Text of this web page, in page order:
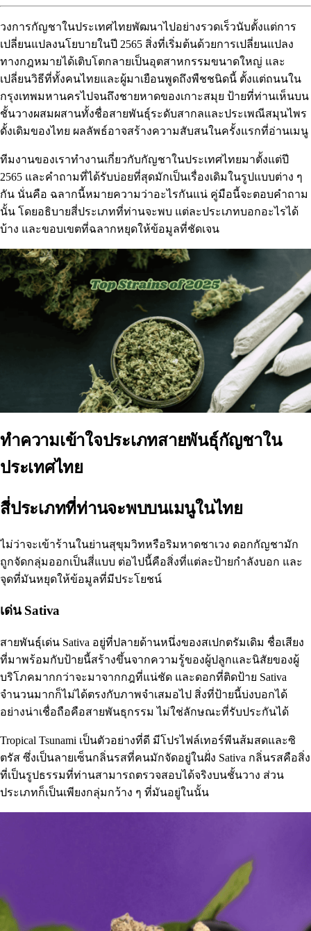
วงการกัญชาในประเทศไทยพัฒนาไปอย่างรวดเร็วนับตั้งแต่การ
เปลี่ยนแปลงนโยบายในปี 2565 สิ่งที่เริ่มต้นด้วยการเปลี่ยนแปลง
ทางกฎหมายได้เติบโตกลายเป็นอุตสาหกรรมขนาดใหญ่ และ
เปลี่ยนวิธีที่ทั้งคนไทยและผู้มาเยือนพูดถึงพืชชนิดนี้ ตั้งแต่ถนนใน
กรุงเทพมหานครไปจนถึงชายหาดของเกาะสมุย ป้ายที่ท่านเห็นบน
ชั้นวางผสมผสานทั้งชื่อสายพันธุ์ระดับสากลและประเพณีสมุนไพร
ดั้งเดิมของไทย ผลลัพธ์อาจสร้างความสับสนในครั้งแรกที่อ่านเมนู
ทีมงานของเราทำงานเกี่ยวกับกัญชาในประเทศไทยมาตั้งแต่ปี
2565 และคำถามที่ได้รับบ่อยที่สุดมักเป็นเรื่องเดิมในรูปแบบต่าง ๆ
กัน นั่นคือ ฉลากนี้หมายความว่าอะไรกันแน่ คู่มือนี้จะตอบคำถาม
นั้น โดยอธิบายสี่ประเภทที่ท่านจะพบ แต่ละประเภทบอกอะไรได้
บ้าง และขอบเขตที่ฉลากหยุดให้ข้อมูลที่ชัดเจน
ทำความเข้าใจประเภทสายพันธุ์กัญชาใน
ประเทศไทย
สี่ประเภทที่ท่านจะพบบนเมนูในไทย
ไม่ว่าจะเข้าร้านในย่านสุขุมวิทหรือริมหาดชาเวง ดอกกัญชามัก
ถูกจัดกลุ่มออกเป็นสี่แบบ ต่อไปนี้คือสิ่งที่แต่ละป้ายกำลังบอก และ
จุดที่มันหยุดให้ข้อมูลที่มีประโยชน์
เด่น Sativa
สายพันธุ์เด่น Sativa อยู่ที่ปลายด้านหนึ่งของสเปกตรัมเดิม ชื่อเสียง
ที่มาพร้อมกับป้ายนี้สร้างขึ้นจากความรู้ของผู้ปลูกและนิสัยของผู้
บริโภคมากกว่าจะมาจากกฎที่แน่ชัด และดอกที่ติดป้าย Sativa
จำนวนมากก็ไม่ได้ตรงกับภาพจำเสมอไป สิ่งที่ป้ายนี้บ่งบอกได้
อย่างน่าเชื่อถือคือสายพันธุกรรม ไม่ใช่ลักษณะที่รับประกันได้
Tropical Tsunami เป็นตัวอย่างที่ดี มีโปรไฟล์เทอร์พีนส้มสดและซิ
ตรัส ซึ่งเป็นลายเซ็นกลิ่นรสที่คนมักจัดอยู่ในฝั่ง Sativa กลิ่นรสคือสิ่ง
ที่เป็นรูปธรรมที่ท่านสามารถตรวจสอบได้จริงบนชั้นวาง ส่วน
ประเภทก็เป็นเพียงกลุ่มกว้าง ๆ ที่มันอยู่ในนั้น